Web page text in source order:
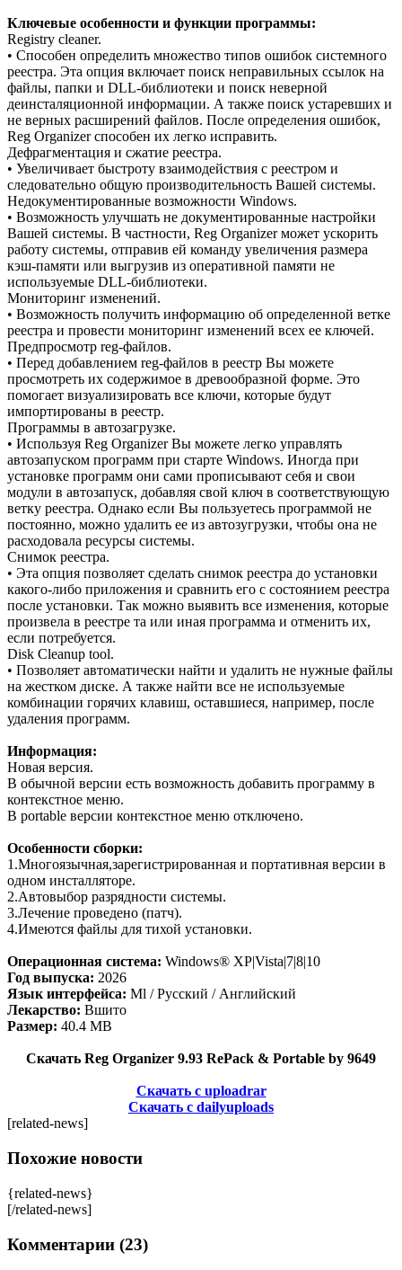
Ключевые особенности и функции программы:
Registry cleaner.
• Способен определить множество типов ошибок системного
реестра. Эта опция включает поиск неправильных ссылок на
файлы, папки и DLL-библиотеки и поиск неверной
деинсталяционной информации. А также поиск устаревших и
не верных расширений файлов. После определения ошибок,
Reg Organizer способен их легко исправить.
Дефрагментация и сжатие реестра.
• Увеличивает быстроту взаимодействия с реестром и
следовательно общую производительность Вашей системы.
Недокументированные возможности Windows.
• Возможность улучшать не документированные настройки
Вашей системы. В частности, Reg Organizer может ускорить
работу системы, отправив ей команду увеличения размера
кэш-памяти или выгрузив из оперативной памяти не
используемые DLL-библиотеки.
Мониторинг изменений.
• Возможность получить информацию об определенной ветке
реестра и провести мониторинг изменений всех ее ключей.
Предпросмотр reg-файлов.
• Перед добавлением reg-файлов в реестр Вы можете
просмотреть их содержимое в древообразной форме. Это
помогает визуализировать все ключи, которые будут
импортированы в реестр.
Программы в автозагрузке.
• Используя Reg Organizer Вы можете легко управлять
автозапуском программ при старте Windows. Иногда при
установке программ они сами прописывают себя и свои
модули в автозапуск, добавляя свой ключ в соответствующую
ветку реестра. Однако если Вы пользуетесь программой не
постоянно, можно удалить ее из автозугрузки, чтобы она не
расходовала ресурсы системы.
Снимок реестра.
• Эта опция позволяет сделать снимок реестра до установки
какого-либо приложения и сравнить его с состоянием реестра
после установки. Так можно выявить все изменения, которые
произвела в реестре та или иная программа и отменить их,
если потребуется.
Disk Cleanup tool.
• Позволяет автоматически найти и удалить не нужные файлы
на жестком диске. А также найти все не используемые
комбинации горячих клавиш, оставшиеся, например, после
удаления программ.
Информация:
Новая версия.
В обычной версии есть возможность добавить программу в
контекстное меню.
В portable версии контекстное меню отключено.
Особенности сборки:
1.Многоязычная,зарегистрированная и портативная версии в
одном инсталляторе.
2.Автовыбор разрядности системы.
3.Лечение проведено (патч).
4.Имеются файлы для тихой установки.
Операционная система: Windows® XP|Vista|7|8|10
Год выпуска: 2026
Язык интерфейса: Ml / Русский / Английский
Лекарство: Вшито
Размер: 40.4 MB
Скачать Reg Organizer 9.93 RePack & Portable by 9649
Скачать с uploadrar
Скачать с dailyuploads
[related-news]
Похожие новости
{related-news}
[/related-news]
Комментарии (23)